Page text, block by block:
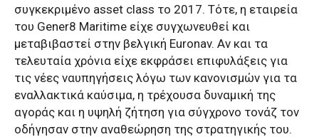
συγκεκριμένο asset class το 2017. Τότε, η εταιρεία
του Gener8 Maritime είχε συγχωνευθεί και
μεταβιβαστεί στην βελγική Euronav. Αν και τα
τελευταία χρόνια είχε εκφράσει επιφυλάξεις για
τις νέες ναυπηγήσεις λόγω των κανονισμών για τα
εναλλακτικά καύσιμα, η τρέχουσα δυναμική της
αγοράς και η υψηλή ζήτηση για σύγχρονο τονάζ τον
οδήγησαν στην αναθεώρηση της στρατηγικής του.